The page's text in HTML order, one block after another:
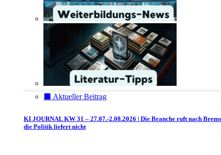
⬛️ Aktueller Beitrag
KI JOURNAL KW 31 – 27.07.-2.08.2026 | Die Branche ruft nach
die Politik liefert nicht